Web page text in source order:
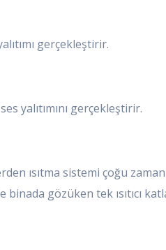
gerçekleştirir.
yalıtımını gerçekleştirir.
ısıtma sistemi çoğu zaman
binada gözüken tek ısıtıcı